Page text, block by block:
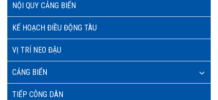
NỘI QUY CẢNG BIỂN
KẾ HOẠCH ĐIỀU ĐỘNG TÀU
VỊ TRÍ NEO ĐẬU
CẢNG BIỂN
TIẾP CÔNG DÂN